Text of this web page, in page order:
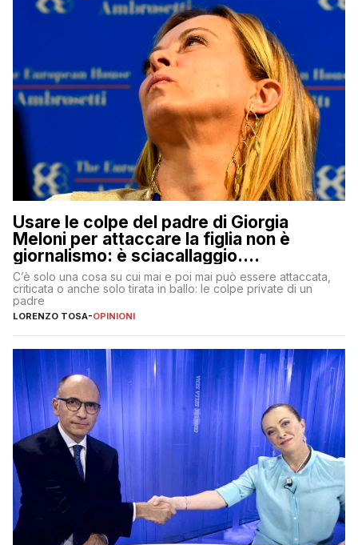
Usare le colpe del padre di Giorgia
Meloni per attaccare la figlia non è
giornalismo: è sciacallaggio.
Dimostriamo di essere diversi
C’è solo una cosa su cui mai e poi mai può essere attaccata,
criticata o anche solo tirata in ballo: le colpe private di un
padre
LORENZO TOSA-OPINIONI